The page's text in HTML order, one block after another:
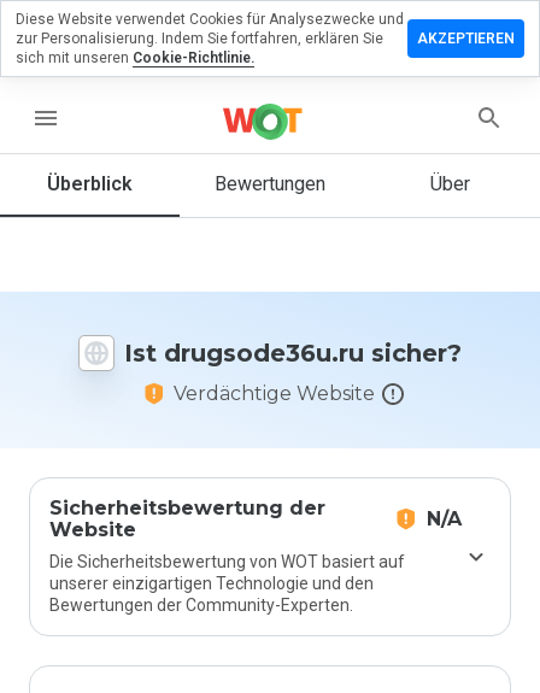
menu
Überblick Bewertungen Über
Ist drugsode36u.ru sicher?
Verdächtige Website
Sicherheitsbewertung der
Website
N/A
Die Sicherheitsbewertung von WOT basiert auf
unserer einzigartigen Technologie und den
Bewertungen der Community-Experten.
zu
Sie diese
auf einer
Skala von
Diese Website verwendet Cookies für Analysezwecke und
zur Personalisierung. Indem Sie fortfahren, erklären Sie
sich mit unseren Cookie-Richtlinie.
AKZEPTIEREN